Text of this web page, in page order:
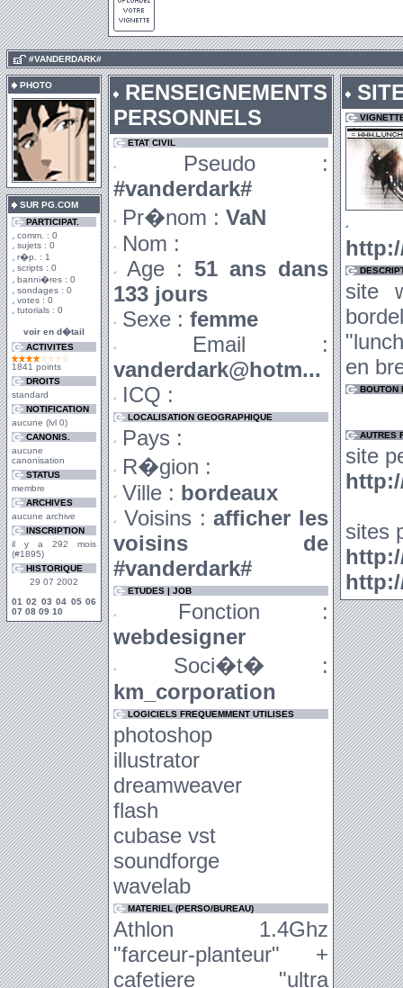
#VANDERDARK#
PHOTO
SUR PG.COM
PARTICIPAT.
comm. : 0
sujets : 0
r�p. : 1
scripts : 0
banni�res : 0
sondages : 0
votes : 0
tutorials : 0
voir en d�tail
ACTIVITES
1841 points
DROITS
standard
NOTIFICATION
aucune (lvl 0)
CANONIS.
aucune
canonisation
STATUS
membre
ARCHIVES
aucune archive
INSCRIPTION
il y a 292 mois
(#1895)
HISTORIQUE
29 07 2002
01 02 03 04 05 06
07 08 09 10
RENSEIGNEMENTS
PERSONNELS
ETAT CIVIL
Pseudo :
#vanderdark#
Pr�nom : VaN
Nom :
Age : 51 ans dans
133 jours
Sexe : femme
Email :
vanderdark@hotm...
ICQ :
LOCALISATION GEOGRAPHIQUE
Pays :
R�gion :
Ville : bordeaux
Voisins :afficher les
voisins de
#vanderdark#
ETUDES | JOB
Fonction :
webdesigner
Soci�t� :
km_corporation
LOGICIELS FREQUEMMENT UTILISES
photoshop
illustrator
dreamweaver
flash
cubase vst
soundforge
wavelab
MATERIEL (PERSO/BUREAU)
Athlon 1.4Ghz
"farceur-planteur" +
cafetiere "ultra
site
en
BOUTON
AUTRES
site
sites